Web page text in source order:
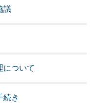
議
について
続き